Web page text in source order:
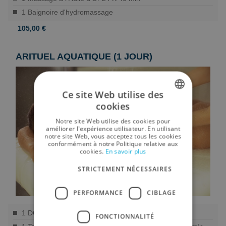
1 Baignoire d'hydromassage
105,00 €
ARITUEL AQUATIQUE (1 JOUR)
1 DOUCHE À JETS
ENGLISH
GERMAN
Ce site Web utilise des
cookies
Notre site Web utilise des cookies pour
améliorer l'expérience utilisateur. En utilisant
notre site Web, vous acceptez tous les cookies
conformément à notre Politique relative aux
cookies. En savoir plus
STRICTEMENT NÉCESSAIRES
PERFORMANCE CIBLAGE
FONCTIONNALITÉ